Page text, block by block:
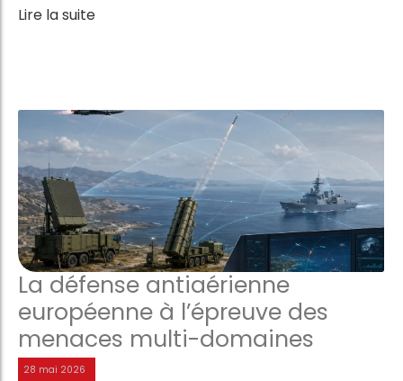
Lire la suite
La défense antiaérienne
européenne à l’épreuve des
menaces multi-domaines
28 mai 2026